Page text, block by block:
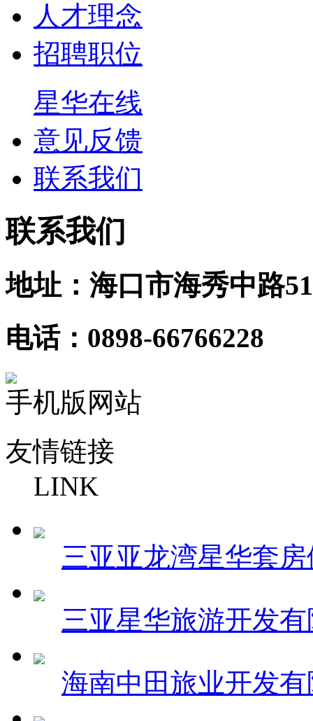
人才理念
招聘职位
星华在线
意见反馈
联系我们
联系我们
地址：海口市海秀中路
电话：0898-66766228
手机版网站
友情链接
LINK
三亚亚龙湾星华套
三亚星华旅游开发
海南中田旅业开发